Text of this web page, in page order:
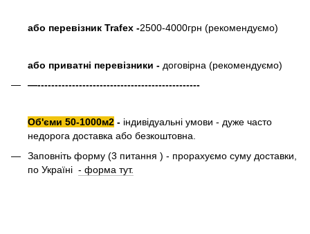
або перевізник Trafex -2500-4000грн (рекомендуємо)
або приватні перевізники - договірна (рекомендуємо)
—-----------------------------------------------
Об'єми 50-1000м2 - індивідуальні умови - дуже часто
недорога доставка або безкоштовна.
Заповніть форму (3 питання ) - прорахуємо суму доставки,
по Україні - форма тут.